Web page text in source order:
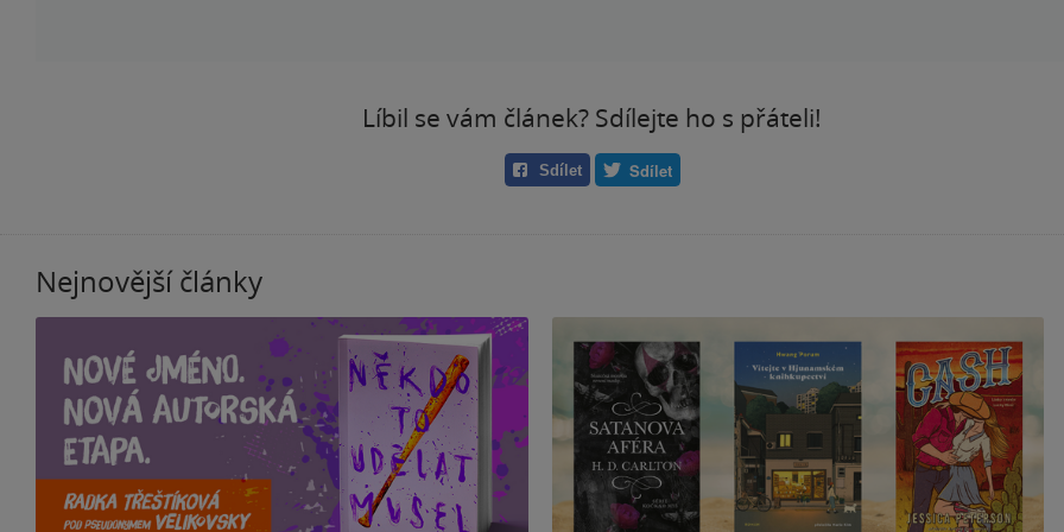
Líbil se vám článek? Sdílejte ho s přáteli!
Sdílet Sdílet
Nejnovější články